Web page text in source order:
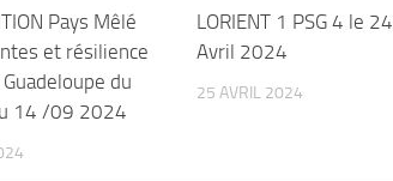
Pays Mêlé
et résilience
du
14 /09 2024
LORIENT 1 PSG 4 le 24
Avril 2024
25 AVRIL 2024